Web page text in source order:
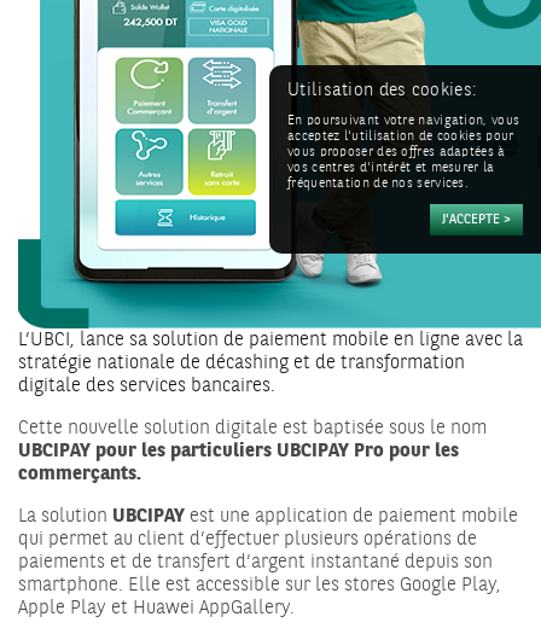
L’UBCI, lance sa solution de paiement mobile en ligne avec la
stratégie nationale de décashing et de transformation
digitale des services bancaires.
Cette nouvelle solution digitale est baptisée sous le nom
UBCIPAY pour les particuliers UBCIPAY Pro pour les
commerçants.
La solution UBCIPAY est une application de paiement mobile
qui permet au client d’effectuer plusieurs opérations de
paiements et de transfert d’argent instantané depuis son
smartphone. Elle est accessible sur les stores Google Play,
Apple Play et Huawei AppGallery.
Utilisation des cookies:
En poursuivant votre navigation, vous
acceptez l'utilisation de cookies pour
vous proposer des offres adaptées à
vos centres d'intérêt et mesurer la
fréquentation de nos services.